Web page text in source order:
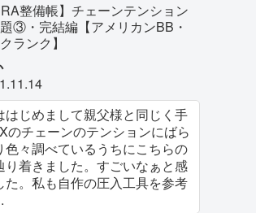
整備帳】チェーンテンション
③・完結編【アメリカンBB・
ランク】
はじめまして親父様と同じく手
のチェーンのテンションにばら
色々調べているうちにこちらの
り着きました。すごいなぁと感
た。私も自作の圧入工具を参考